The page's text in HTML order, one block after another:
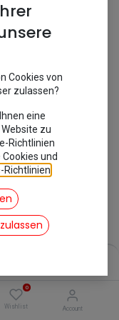
0
Wishlist Account
Neu
Cookies von
zulassen?
eine
zu
Richtlinien
und
Richtlinien.